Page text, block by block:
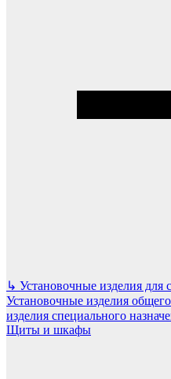
↳ Установочные изделия
Установочные изделия
изделия специального
Щиты и шкафы